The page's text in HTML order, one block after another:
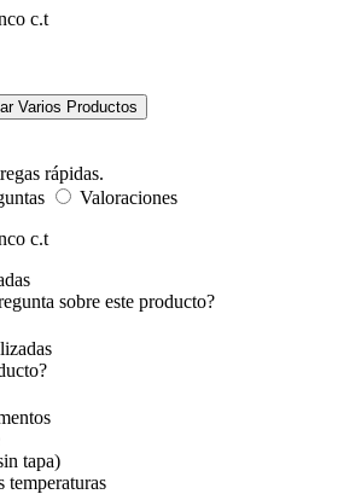
c.t
Varios Productos
rápidas.
Valoraciones
c.t
sobre este producto?
tapa)
temperaturas